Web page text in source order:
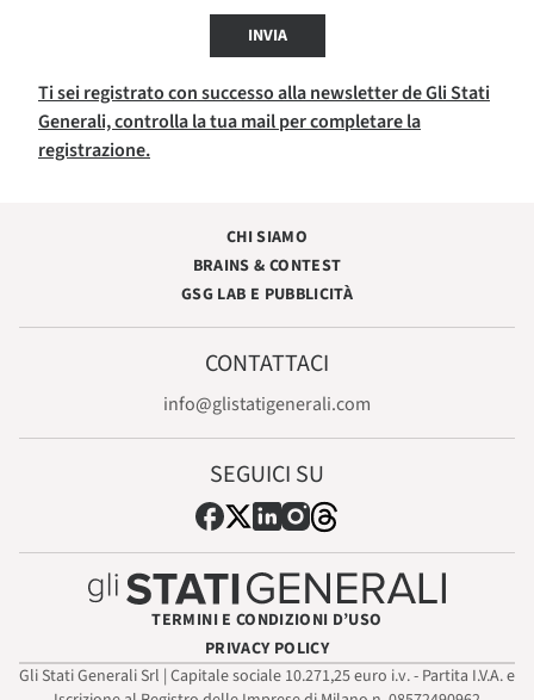
INVIA
Ti sei registrato con successo alla newsletter de Gli Stati
Generali, controlla la tua mail per completare la
registrazione.
CHI SIAMO
BRAINS & CONTEST
GSG LAB E PUBBLICITÀ
CONTATTACI
info@glistatigenerali.com
SEGUICI SU
TERMINI E CONDIZIONI D’USO
PRIVACY POLICY
Gli Stati Generali Srl | Capitale sociale 10.271,25 euro i.v. - Partita I.V.A. e